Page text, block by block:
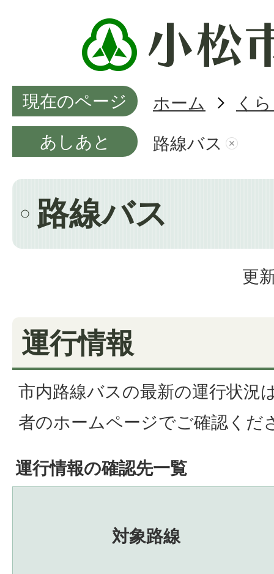
現在のページ ホーム
く
あしあと
路線バス
路線バス
更
運行情報
市内路線バスの最新の運行状況
者のホームページでご確認くだ
運行情報の確認先一覧
対象路線